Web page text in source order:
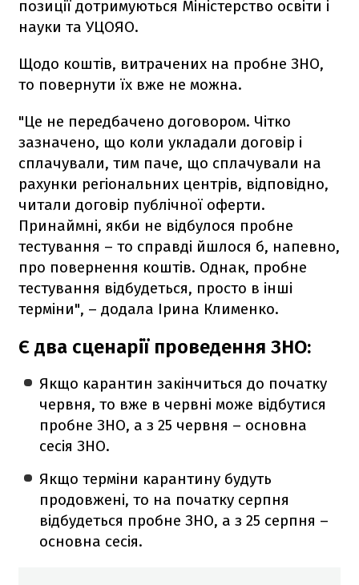
позиції дотримуються Міністерство освіти і
науки та УЦОЯО.
Щодо коштів, витрачених на пробне ЗНО,
то повернути їх вже не можна.
"Це не передбачено договором. Чітко
зазначено, що коли укладали договір і
сплачували, тим паче, що сплачували на
рахунки регіональних центрів, відповідно,
читали договір публічної оферти.
Принаймні, якби не відбулося пробне
тестування – то справді йшлося б, напевно,
про повернення коштів. Однак, пробне
тестування відбудеться, просто в інші
терміни", – додала Ірина Клименко.
Є два сценарії проведення ЗНО:
Якщо карантин закінчиться до початку
червня, то вже в червні може відбутися
пробне ЗНО, а з 25 червня – основна
сесія ЗНО.
Якщо терміни карантину будуть
продовжені, то на початку серпня
відбудеться пробне ЗНО, а з 25 серпня –
основна сесія.